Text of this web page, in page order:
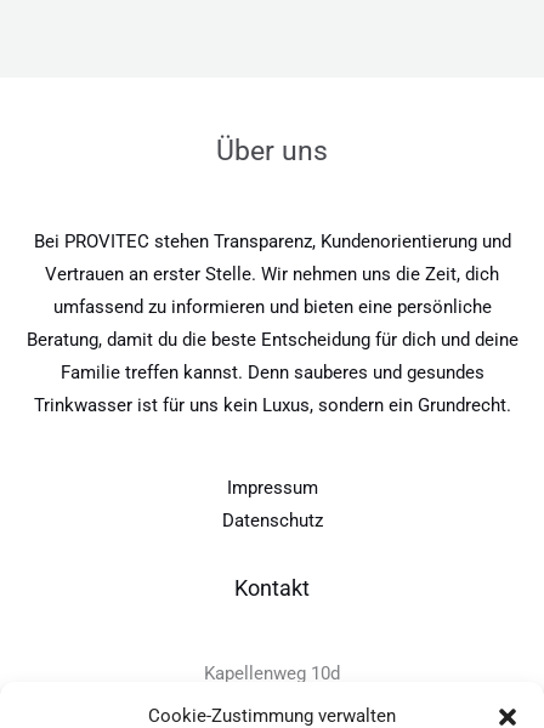
Cookie-Zustimmung verwalten
Über uns
Bei PROVITEC stehen Transparenz, Kundenorientierung und
Vertrauen an erster Stelle. Wir nehmen uns die Zeit, dich
umfassend zu informieren und bieten eine persönliche
Beratung, damit du die beste Entscheidung für dich und deine
Familie treffen kannst. Denn sauberes und gesundes
Trinkwasser ist für uns kein Luxus, sondern ein Grundrecht.
Impressum
Datenschutz
Kontakt
Kapellenweg 10d
D-94575 Windorf